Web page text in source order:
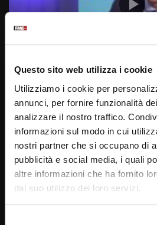
Questo sito web utilizza i cookie
Utilizziamo i cookie per
annunci, per fornire funzionalità
analizzare il nostro traffico.
informazioni sul modo in cui
nostri partner che si occupano di
pubblicità e social media, i quali
altre informazioni che ha fornito
dal suo utilizzo dei loro servizi.
10:03
Giornata Nazionale del Respiro e
Respiratorie (Just Today 24
STAFF
24/09/2024
0
13.6K 6 0